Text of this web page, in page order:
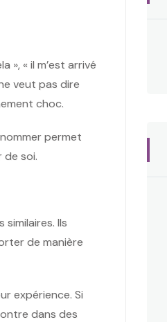
», « il m’est arrivé
veut pas dire
choc.
nommer permet
de soi.
Ils
de manière
expérience. Si
dans des